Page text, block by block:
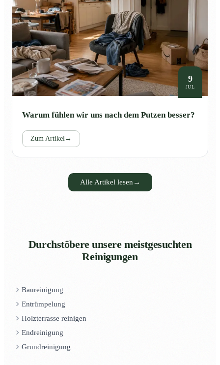
9
JUL
Warum fühlen wir uns nach dem Putzen besser?
Zum Artikel →
Alle Artikel lesen →
Durchstöbere unsere meistgesuchten
Reinigungen
Baureinigung
Entrümpelung
Holzterrasse reinigen
Endreinigung
Grundreinigung